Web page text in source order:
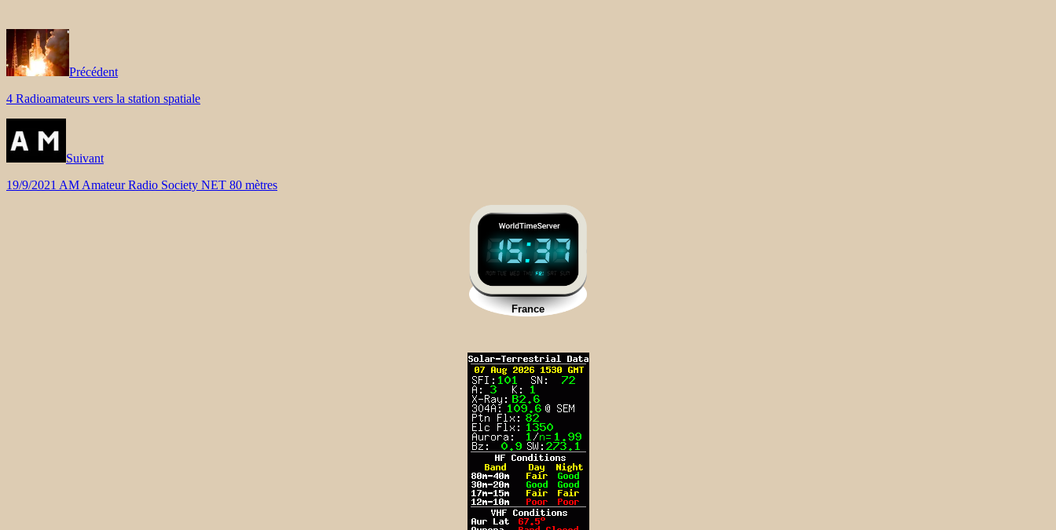
Précédent
4 Radioamateurs vers la station spatiale
Suivant
19/9/2021 AM Amateur Radio Society NET 80 mètres